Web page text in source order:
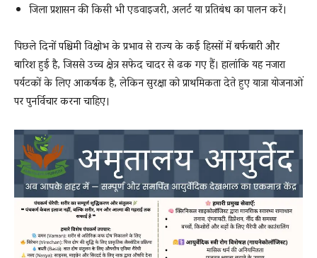
जिला प्रशासन की किसी भी एडवाइजरी, अलर्ट या प्रतिबंध का पालन करें।
पिछले दिनों पश्चिमी विक्षोभ के प्रभाव से राज्य के कई हिस्सों में बर्फबारी और
बारिश हुई है, जिससे उच्च क्षेत्र सफेद चादर से ढक गए हैं। हालांकि यह नजारा
पर्यटकों के लिए आकर्षक है, लेकिन सुरक्षा को प्राथमिकता देते हुए यात्रा योजनाओं
पर पुनर्विचार करना चाहिए।